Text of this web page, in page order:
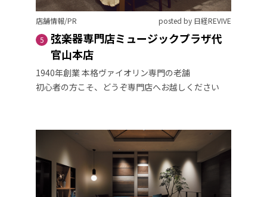
店舗情報/PR
posted by 日経REVIVE
5
弦楽器専門店ミュージックプラザ代
官山本店
1940年創業 本格ヴァイオリン専門の老舗
初心者の方こそ、どうぞ専門店へお越しください